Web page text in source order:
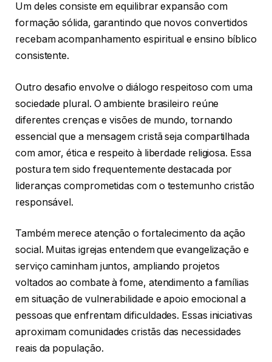
Um deles consiste em equilibrar expansão com
formação sólida, garantindo que novos convertidos
recebam acompanhamento espiritual e ensino bíblico
consistente.
Outro desafio envolve o diálogo respeitoso com uma
sociedade plural. O ambiente brasileiro reúne
diferentes crenças e visões de mundo, tornando
essencial que a mensagem cristã seja compartilhada
com amor, ética e respeito à liberdade religiosa. Essa
postura tem sido frequentemente destacada por
lideranças comprometidas com o testemunho cristão
responsável.
Também merece atenção o fortalecimento da ação
social. Muitas igrejas entendem que evangelização e
serviço caminham juntos, ampliando projetos
voltados ao combate à fome, atendimento a famílias
em situação de vulnerabilidade e apoio emocional a
pessoas que enfrentam dificuldades. Essas iniciativas
aproximam comunidades cristãs das necessidades
reais da população.